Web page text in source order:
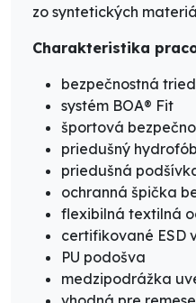
zo syntetických
Charakteristika
bezpečnostná
systém BOA® Fit
športová
priedušný
priedušná
ochranná špička
flexibilná textilná
certifikované ESD
PU podošva
medzipodrážka